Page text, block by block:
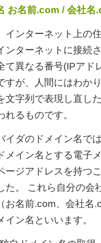
お名前.com / 会社名
インターネット上の
ンターネットに接続
て異なる番号(IPアド
すが、人間にはわか
文字列で表現し直し
れるものです。
イダのドメイン名で
メイン名とする電子
ージアドレスを持つ
た。 これら自分の会
お名前.com、会社名
ン名といいます。